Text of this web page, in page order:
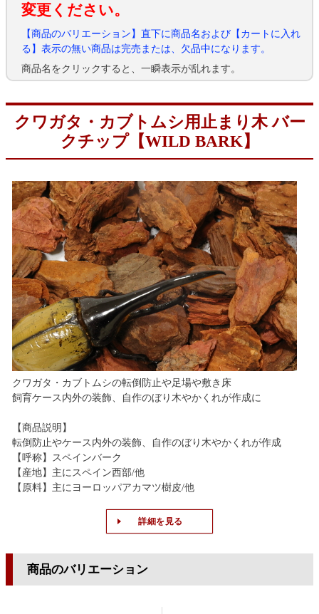
変更ください。
【商品のバリエーション】直下に商品名および【カートに入れ
る】表示の無い商品は完売または、欠品中になります。
商品名をクリックすると、一瞬表示が乱れます。
クワガタ・カブトムシ用止まり木 バー
クチップ【WILD BARK】
クワガタ・カブトムシの転倒防止や足場や敷き床
飼育ケース内外の装飾、自作のぼり木やかくれが作成に
【商品説明】
転倒防止やケース内外の装飾、自作のぼり木やかくれが作成
【呼称】スペインバーク
【産地】主にスペイン西部/他
【原料】主にヨーロッパアカマツ樹皮/他
詳細を見る
商品のバリエーション